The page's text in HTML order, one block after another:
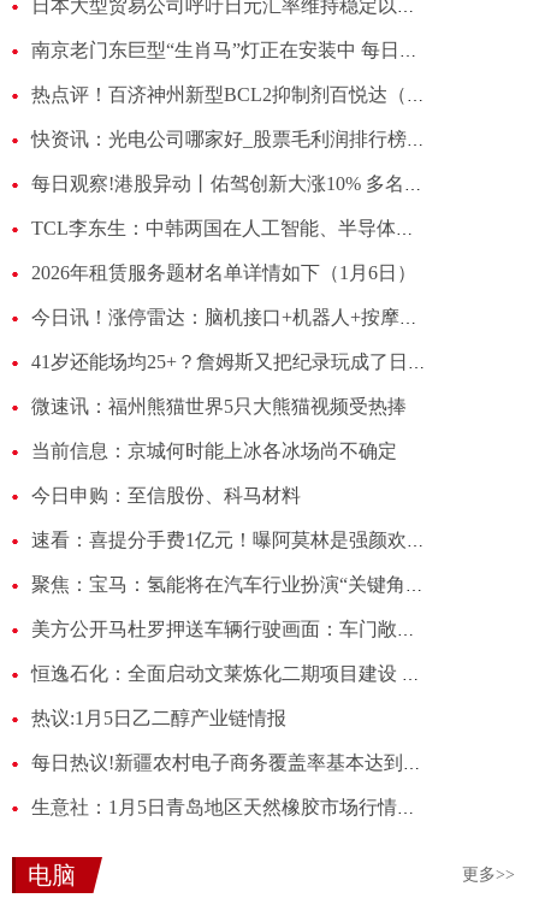
日本大型贸易公司呼吁日元汇率维持稳定以保护投资
南京老门东巨型“生肖马”灯正在安装中 每日热讯
热点评！百济神州新型BCL2抑制剂百悦达（索托克拉片）在中国获得上市许可
快资讯：光电公司哪家好_股票毛利润排行榜（2025第三季度）
每日观察!港股异动丨佑驾创新大涨10% 多名股东自愿延长限售期 董事长刘国清增持5万股
TCL李东生：中韩两国在人工智能、半导体显示等新兴领域合作潜力巨大
2026年租赁服务题材名单详情如下（1月6日）
今日讯！涨停雷达：脑机接口+机器人+按摩椅+AI大模型 荣泰健康触及涨停
41岁还能场均25+？詹姆斯又把纪录玩成了日常 每日消息
微速讯：福州熊猫世界5只大熊猫视频受热捧
当前信息：京城何时能上冰各冰场尚不确定
今日申购：至信股份、科马材料
速看：喜提分手费1亿元！曝阿莫林是强颜欢笑：被解雇后很伤心 不想离开
聚焦：宝马：氢能将在汽车行业扮演“关键角色”
美方公开马杜罗押送车辆行驶画面：车门敞开，士兵持枪，任人拍摄 热点聚焦
恒逸石化：全面启动文莱炼化二期项目建设 每日动态
热议:1月5日乙二醇产业链情报
每日热议!新疆农村电子商务覆盖率基本达到100%
生意社：1月5日青岛地区天然橡胶市场行情上涨 当前热议
电脑 更多>>